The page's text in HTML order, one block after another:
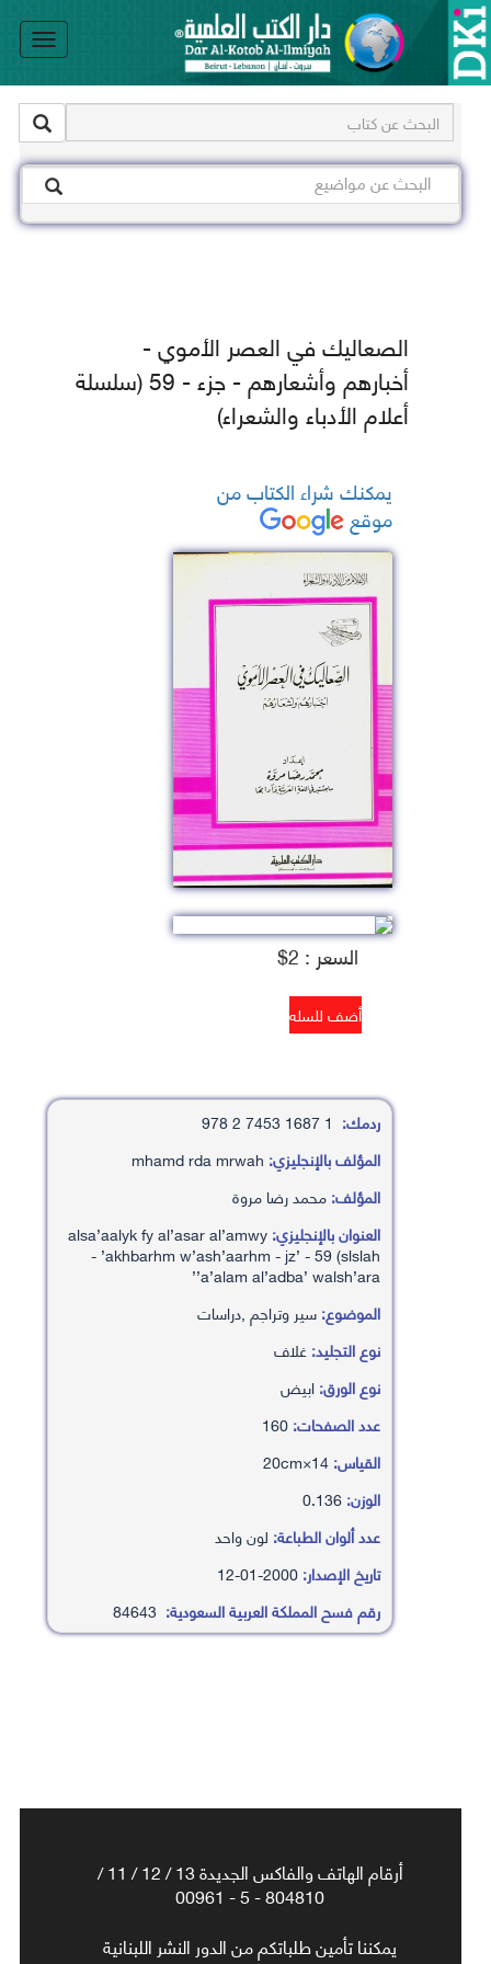
الصعاليك في العصر الأموي -
أخبارهم وأشعارهم - جزء - 59 (سلسلة
أعلام الأدباء والشعراء)
يمكنك شراء الكتاب من
موقع
السعر : 2$
ردمك:
المؤلف بالإنجليزي:
المؤلف:محمد رضا مروة
العنوان بالإنجليزي:alsa’aalyk fy al’asar al’amwy
- ’akhbarhm w’ash’aarhm - jz’ - 59 (slslah
’a’alam al’adba’ walsh’ara’
الموضوع:سير وتراجم ,دراسات
نوع التجليد:غلاف
نوع الورق:ابيض
عدد الصفحات:
القياس:
الوزن:
عدد ألوان الطباعة: لون واحد
تاريخ الإصدار:
رقم فسح المملكة العربية السعودية:
أرقام الهاتف والفاكس الجديدة 13 / 12 / 11 /
804810 - 5 - 00961
يمكننا تأمين طلباتكم من الدور النشر اللبنانية